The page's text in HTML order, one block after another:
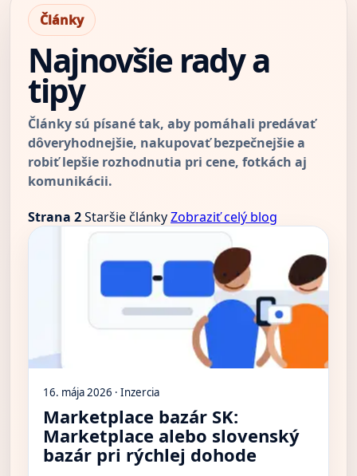
Články
Najnovšie rady a
tipy
Články sú písané tak, aby pomáhali predávať
dôveryhodnejšie, nakupovať bezpečnejšie a
robiť lepšie rozhodnutia pri cene, fotkách aj
komunikácii.
Strana 2Staršie článkyZobraziť celý blog
16. mája 2026 · Inzercia
Marketplace bazár SK:
Marketplace alebo slovenský
bazár pri rýchlej dohode